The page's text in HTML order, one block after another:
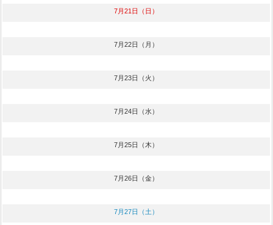
7月21日（日）
7月22日（月）
7月23日（火）
7月24日（水）
7月25日（木）
7月26日（金）
7月27日（土）